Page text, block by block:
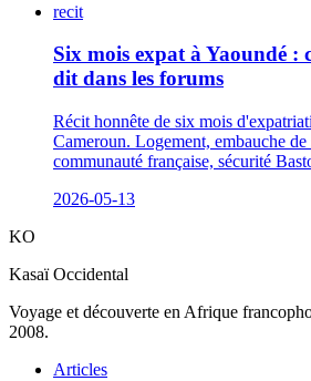
recit
Six mois expat à Yaoundé :
dit dans les forums
Récit honnête de six mois
Cameroun. Logement, embauche
communauté française, sécurité
2026-05-13
KO
Kasaï Occidental
Voyage et découverte en Afrique
2008.
Articles